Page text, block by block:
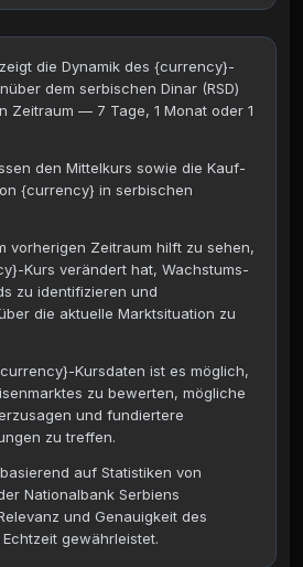
die Dynamik des {currency}-
dem serbischen Dinar (RSD)
Zeitraum — 7 Tage, 1 Monat oder 1
den Mittelkurs sowie die Kauf-
{currency} in serbischen
vorherigen Zeitraum hilft zu sehen,
Kurs verändert hat, Wachstums-
zu identifizieren und
die aktuelle Marktsituation zu
Kursdaten ist es möglich,
zu bewerten, mögliche
und fundiertere
zu treffen.
auf Statistiken von
Nationalbank Serbiens
und Genauigkeit des
gewährleistet.